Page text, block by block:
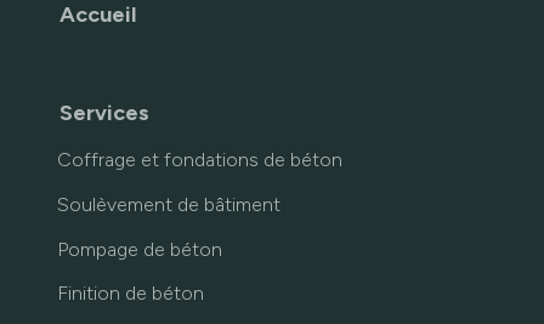
Accueil
Services
Coffrage et fondations de béton
Soulèvement de bâtiment
Pompage de béton
Finition de béton